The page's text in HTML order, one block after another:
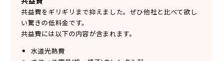
共益費をギリギリまで抑えました。ぜひ他社と比べて欲し
い驚きの低料金です。
共益費には以下の内容が含まれます。
水道光熱費